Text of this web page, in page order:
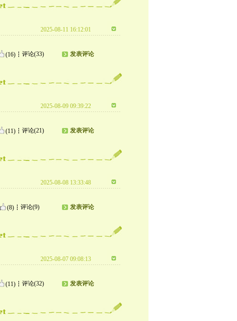
2025-08-11 16:12:01
(16) 评论(33) 发表评论
2025-08-09 09:39:22
(11) 评论(21) 发表评论
2025-08-08 13:33:48
(8) 评论(9) 发表评论
2025-08-07 09:08:13
(11) 评论(32) 发表评论